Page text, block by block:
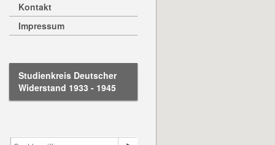
Kontakt
Impressum
Studienkreis Deutscher
Widerstand 1933 - 1945